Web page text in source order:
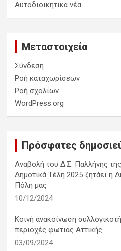
Αυτοδιοικητικά νέα
Μεταστοιχεία
Σύνδεση
Ροή καταχωρίσεων
Ροή σχολίων
WordPress.org
Πρόσφατες
Αναβολή του Δ.Σ. Παλλήνης
Δημοτικά Τέλη 2025 ζητάει η
Πόλη μας
10/12/2024
Κοινή ανακοίνωση
περιοχές φωτιάς Αττικής
03/09/2024